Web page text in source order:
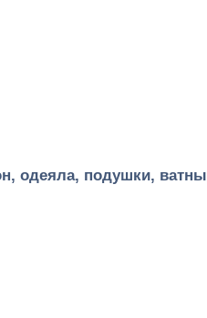
одеяла, подушки,